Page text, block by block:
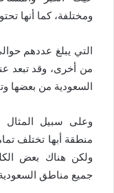
ومختلفة، كما أنها
التي يبلغ عددهم
من أخرى، وقد تبعد
السعودية من بعضها
وعلى سبيل المثال
منطقة أبها تختلف
ولكن هناك بعض
جميع مناطق